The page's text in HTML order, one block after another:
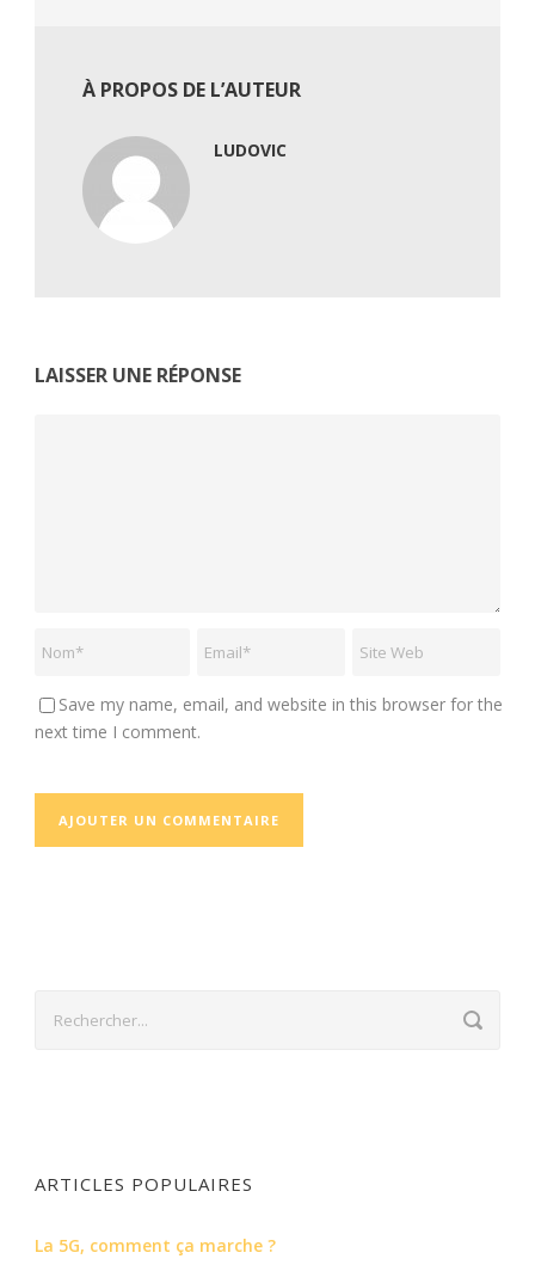
À PROPOS DE L’AUTEUR
LUDOVIC
LAISSER UNE RÉPONSE
Save my name, email, and website in this browser for the
next time I comment.
ARTICLES POPULAIRES
La 5G, comment ça marche ?